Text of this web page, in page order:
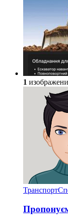
1
Транспорт